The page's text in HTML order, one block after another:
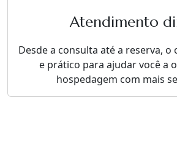
Atendimento
Desde a consulta até a reserva, o
e prático para ajudar você a
hospedagem com mais